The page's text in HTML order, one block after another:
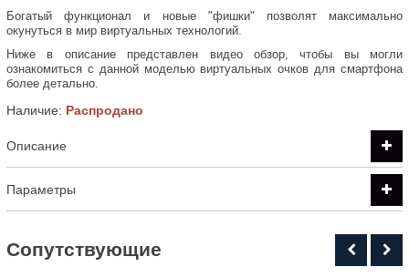
Богатый функционал и новые "фишки" позволят максимально
окунуться в мир виртуальных технологий.
Ниже в описание представлен видео обзор, чтобы вы могли
ознакомиться с данной моделью виртуальных очков для смартфона
более детально.
Наличие: Распродано
Описание
Параметры
Cопутствующие